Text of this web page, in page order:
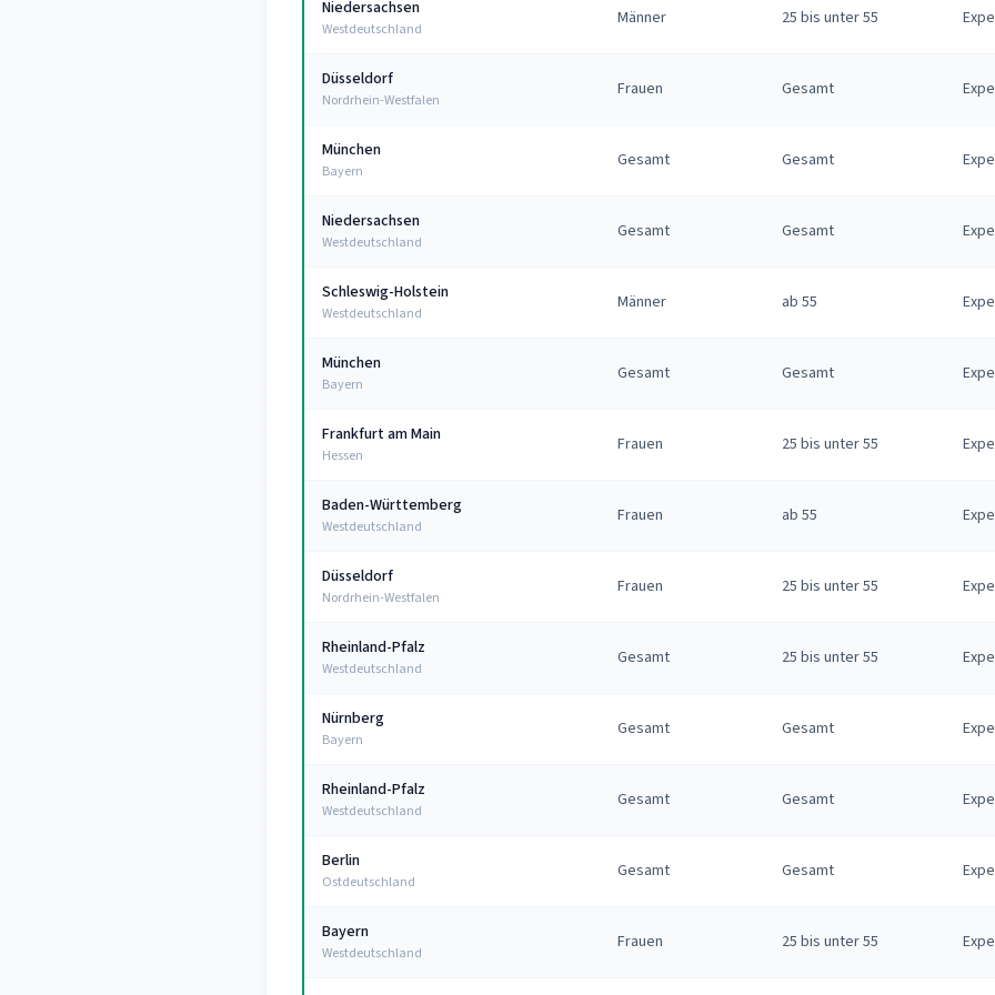
Niedersachsen
Westdeutschland
Männer 25 bis unter 55
Düsseldorf
Nordrhein-Westfalen
Frauen Gesamt
München
Bayern
Gesamt Gesamt
Niedersachsen
Westdeutschland
Gesamt Gesamt
Schleswig-Holstein
Westdeutschland
Männer ab 55
München
Bayern
Gesamt Gesamt
Frankfurt am Main
Hessen
Frauen 25 bis unter 55
Baden-Württemberg
Westdeutschland
Frauen ab 55
Düsseldorf
Nordrhein-Westfalen
Frauen 25 bis unter 55
Rheinland-Pfalz
Westdeutschland
Gesamt 25 bis unter 55
Nürnberg
Bayern
Gesamt Gesamt
Rheinland-Pfalz
Westdeutschland
Gesamt Gesamt
Berlin
Ostdeutschland
Gesamt Gesamt
Bayern
Westdeutschland
Frauen 25 bis unter 55